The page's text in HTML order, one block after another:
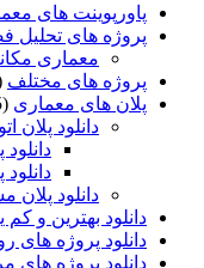
پاورپوینت های
پروژه های
معماری
پروژه های مختلف
پلان های معماری (365)
دانلود پلان
دانلود
دانلود
دانلود بهترین و
دانلود پروژه های
دانلود پروژه های